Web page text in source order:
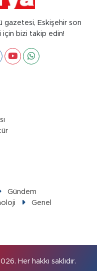
gazetesi, Eskişehir son
için bizi takip edin!
Gündem
Genel
Her hakkı saklıdır.